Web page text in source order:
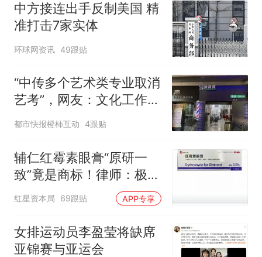
中方接连出手反制美国 精
准打击7家实体
环球网资讯 49跟贴
“中传多个艺术类专业取消
艺考”，网友：文化工作者
一定要有文化，这句话的
都市快报橙柿互动 4跟贴
辅仁红霉素眼膏“原研一
致”竟是商标！律师：极易
误导消费者，不妥
红星资本局 69跟贴 APP专享
女排运动员李盈莹将缺席
亚锦赛与亚运会